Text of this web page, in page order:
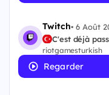
Twitch•6 Août
C'est déjà
riotgamesturkish
Regarder